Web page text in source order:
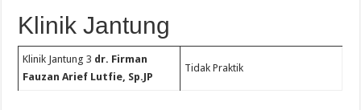
Klinik Jantung
Klinik Jantung 3 dr. Firman
Fauzan Arief Lutfie, Sp.JP
Tidak Praktik